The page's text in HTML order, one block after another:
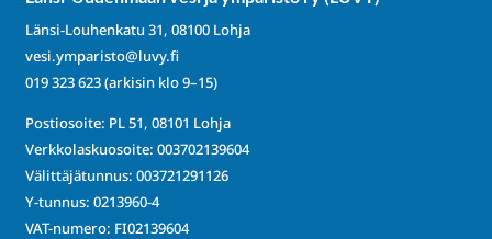
Länsi-Louhenkatu 31, 08100 Lohja
vesi.ymparisto@luvy.fi
019 323 623(arkisin klo 9–15)
Postiosoite: PL 51, 08101 Lohja
Verkkolaskuosoite: 003702139604
Välittäjätunnus: 003721291126
Y-tunnus: 0213960-4
VAT-numero: FI02139604